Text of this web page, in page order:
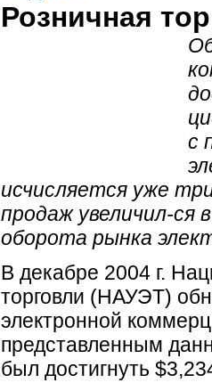
Розничная
с
исчисляется уже
продаж увеличил-ся
оборота рынка
В декабре 2004 г.
торговли (НАУЭТ)
электронной
представленным
был достигнуть